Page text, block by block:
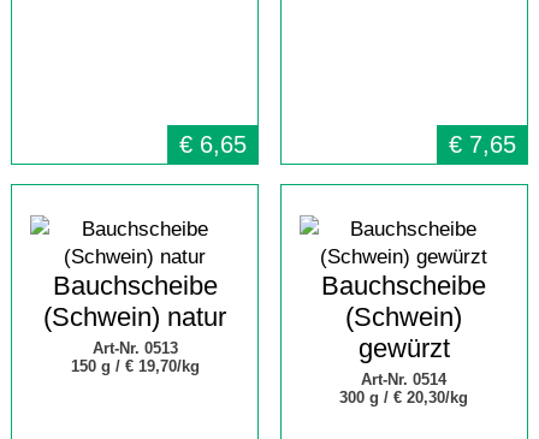
€ 6,65 € 7,65
Bauchscheibe
(Schwein) natur
Art-Nr. 0513
150 g / € 19,70/kg
Bauchscheibe
(Schwein)
gewürzt
Art-Nr. 0514
300 g /€ 20,30/kg